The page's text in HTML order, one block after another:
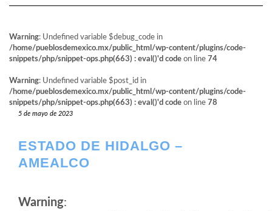
Warning: Undefined variable $debug_code in
/home/pueblosdemexico.mx/public_html/wp-content/plugins/code-
snippets/php/snippet-ops.php(663) : eval()'d code on line 74
Warning: Undefined variable $post_id in
/home/pueblosdemexico.mx/public_html/wp-content/plugins/code-
snippets/php/snippet-ops.php(663) : eval()'d code on line 78
5 de mayo de 2023
ESTADO DE HIDALGO –
AMEALCO
Warning: